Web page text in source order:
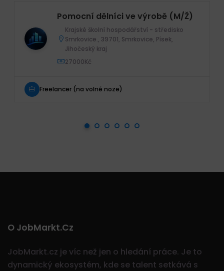
Pomocní dělníci ve výrobě (M/Ž)
Krajské školní hospodářství - středisko
Smrkovice., 39701, Smrkovice, Písek,
Jihočeský kraj
27000Kč
Freelancer (na volné noze)
O JobMarkt.cz
JobMarkt.cz je víc než jen o hledání práce. Je to
dynamický ekosystém, kde se talent setkává s